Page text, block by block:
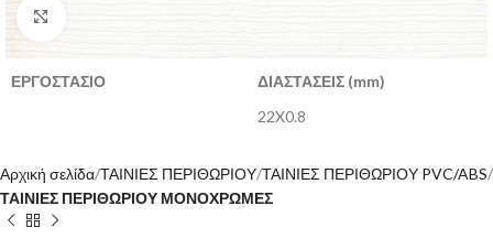
ΕΡΓΟΣΤΑΣΙΟ
ΔΙΑΣΤΑΣΕΙΣ (mm)
22X0.8
Αρχική σελίδα ΤΑΙΝΙΕΣ ΠΕΡΙΘΩΡΙΟΥ ΤΑΙΝΙΕΣ ΠΕΡΙΘΩΡΙΟΥ PVC/ABS
ΤΑΙΝΙΕΣ ΠΕΡΙΘΩΡΙΟΥ ΜΟΝΟΧΡΩΜΕΣ